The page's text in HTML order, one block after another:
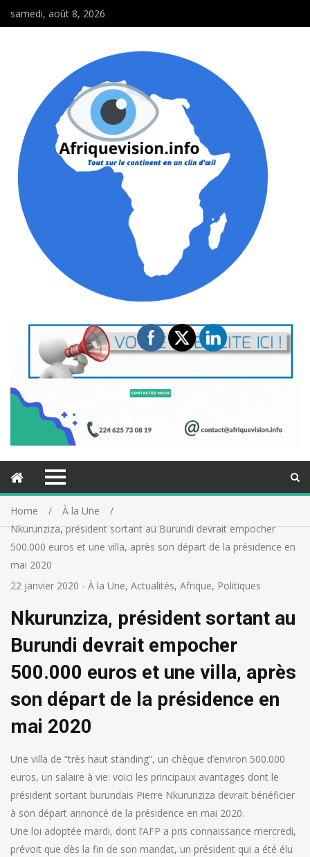
samedi, août 8, 2026
Home
À la Une
Nkurunziza, président sortant au Burundi devrait empocher
500.000 euros et une villa, après son départ de la présidence en
mai 2020
22 janvier 2020 - À la Une, Actualités, Afrique, Politiques
Nkurunziza, président sortant au
Burundi devrait empocher
500.000 euros et une villa, après
son départ de la présidence en
mai 2020
Une villa de “très haut standing”, un chèque d’environ 500.000
euros, un salaire à vie: voici les principaux avantages dont le
président sortant burundais Pierre Nkurunziza devrait bénéficier
à son départ annoncé de la présidence en mai 2020.
Une loi adoptée mardi, dont l’AFP a pris connaissance mercredi,
prévoit que dès la fin de son mandat, un président qui a été élu